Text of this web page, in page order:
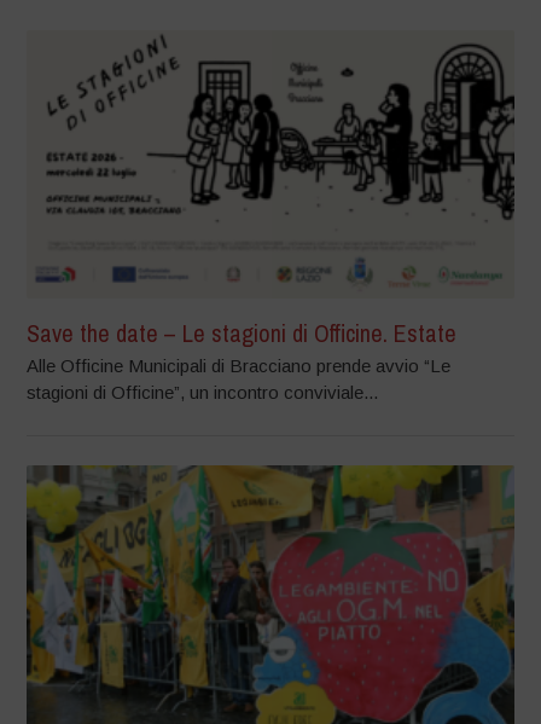
Save the date – Le stagioni di Officine. Estate
Alle Officine Municipali di Bracciano prende avvio “Le
stagioni di Officine”, un incontro conviviale...